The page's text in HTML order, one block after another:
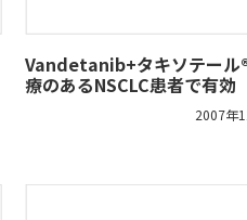
Vandetanib+タキソテール
療のあるNSCLC患者で有効
2007年